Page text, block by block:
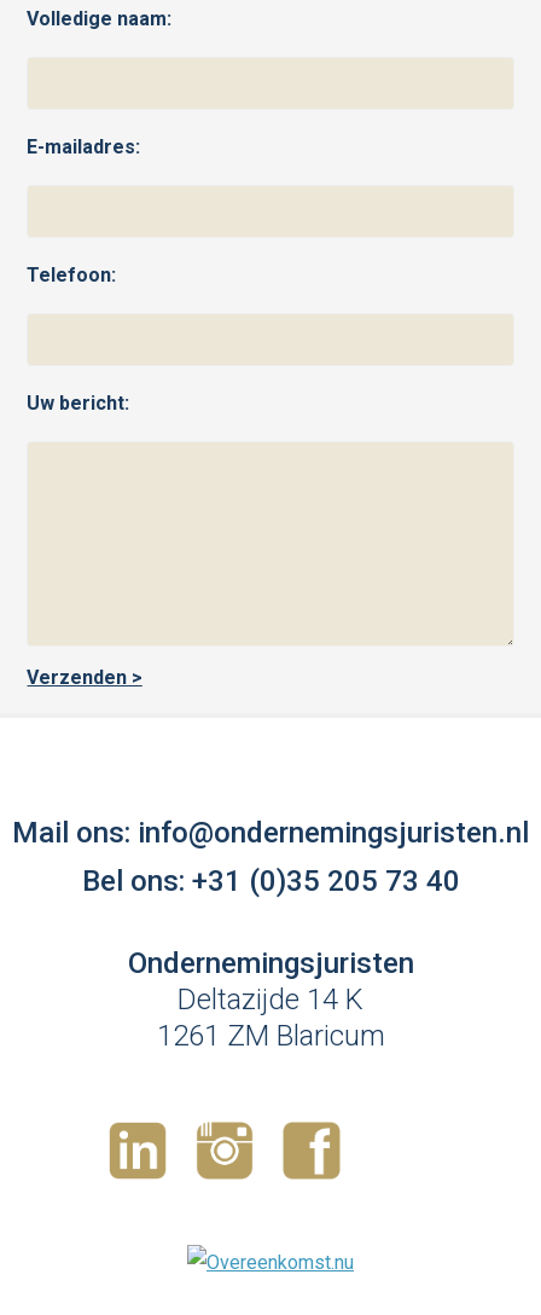
Volledige naam:
E-mailadres:
Telefoon:
Uw bericht:
Mail ons: info@ondernemingsjuristen.nl
Bel ons: +31 (0)35 205 73 40
Ondernemingsjuristen
Deltazijde 14 K
1261 ZM Blaricum